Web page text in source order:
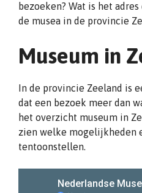
bezoeken? Wat is het
de musea in de provincie
Museum in
In de provincie Zeeland is
dat een bezoek meer dan
het overzicht museum in
zien welke mogelijkheden
tentoonstellen.